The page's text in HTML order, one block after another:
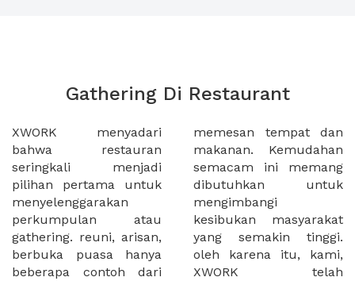
Gathering Di Restaurant
XWORK menyadari
bahwa restauran
seringkali menjadi
pilihan pertama untuk
menyelenggarakan
perkumpulan atau
gathering. reuni, arisan,
berbuka puasa hanya
beberapa contoh dari
memesan tempat dan
makanan. Kemudahan
semacam ini memang
dibutuhkan untuk
mengimbangi
kesibukan masyarakat
yang semakin tinggi.
oleh karena itu, kami,
XWORK telah